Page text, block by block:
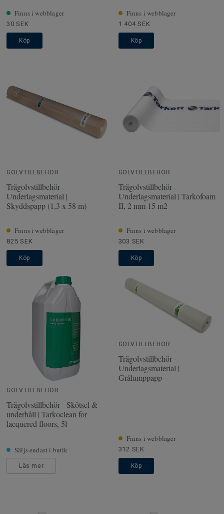
Finns i webblager
30 SEK
Köp
Finns i webblager
1 404 SEK
Köp
GOLVTILLBEHÖR
Trägolvstillbehör -
Underlagsmaterial |
Skyddspapp (1,3 x 58 m)
Finns i webblager
825 SEK
Köp
GOLVTILLBEHÖR
Trägolvstillbehör -
Underlagsmaterial | Tarkofoam
II, 2 mm 15 m2
Finns i webblager
303 SEK
Köp
GOLVTILLBEHÖR
Trägolvstillbehör - Skötsel &
underhåll | Tarkoclean for
lacquered floors, 5l
Säljs endast i butik
Läs mer
GOLVTILLBEHÖR
Trägolvstillbehör -
Underlagsmaterial |
Grålumppapp
Finns i webblager
312 SEK
Köp